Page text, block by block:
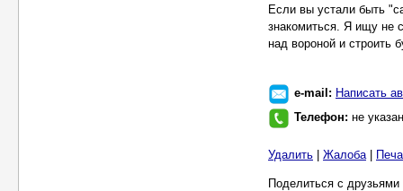
Если вы устали быть
знакомиться. Я ищу не
над вороной и строить
e-mail: Написать
Телефон: не указан
Удалить Жалоба|
Поделиться с